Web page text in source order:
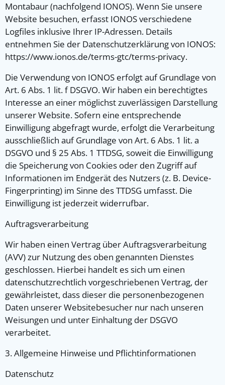
Montabaur (nachfolgend IONOS). Wenn Sie unsere
Website besuchen, erfasst IONOS verschiedene
Logfiles inklusive Ihrer IP-Adressen. Details
entnehmen Sie der Datenschutzerklärung von IONOS:
https://www.ionos.de/terms-gtc/terms-privacy.
Die Verwendung von IONOS erfolgt auf Grundlage von
Art. 6 Abs. 1 lit. f DSGVO. Wir haben ein berechtigtes
Interesse an einer möglichst zuverlässigen Darstellung
unserer Website. Sofern eine entsprechende
Einwilligung abgefragt wurde, erfolgt die Verarbeitung
ausschließlich auf Grundlage von Art. 6 Abs. 1 lit. a
DSGVO und § 25 Abs. 1 TTDSG, soweit die Einwilligung
die Speicherung von Cookies oder den Zugriff auf
Informationen im Endgerät des Nutzers (z. B. Device-
Fingerprinting) im Sinne des TTDSG umfasst. Die
Einwilligung ist jederzeit widerrufbar.
Auftragsverarbeitung
Wir haben einen Vertrag über Auftragsverarbeitung
(AVV) zur Nutzung des oben genannten Dienstes
geschlossen. Hierbei handelt es sich um einen
datenschutzrechtlich vorgeschriebenen Vertrag, der
gewährleistet, dass dieser die personenbezogenen
Daten unserer Websitebesucher nur nach unseren
Weisungen und unter Einhaltung der DSGVO
verarbeitet.
3. Allgemeine Hinweise und Pflicht­informationen
Datenschutz